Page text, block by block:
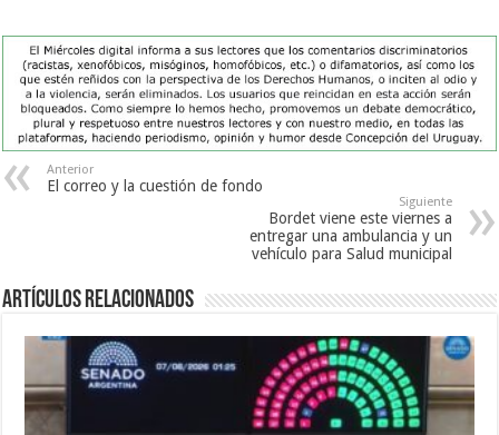
Anterior
El correo y la cuestión de fondo
Siguiente
Bordet viene este viernes a
entregar una ambulancia y un
vehículo para Salud municipal
Artículos Relacionados